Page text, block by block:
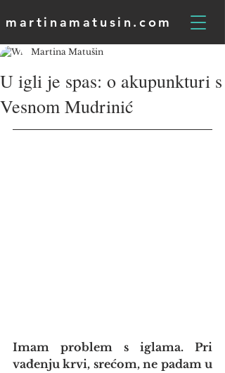
martinamatusin.com
U igli je spas: o akupunkturi s
Vesnom Mudrinić
Martina Matušin
Imam problem s iglama. Pri
vađenju krvi, srećom, ne padam u